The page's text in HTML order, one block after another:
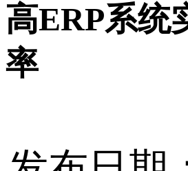
高ERP系统
率